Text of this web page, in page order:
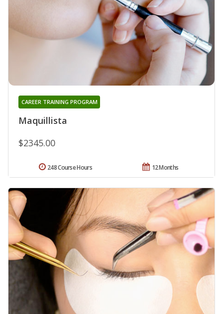
Maquillista
CAREER TRAINING PROGRAM
$2345.00
12 Months
248 Course Hours